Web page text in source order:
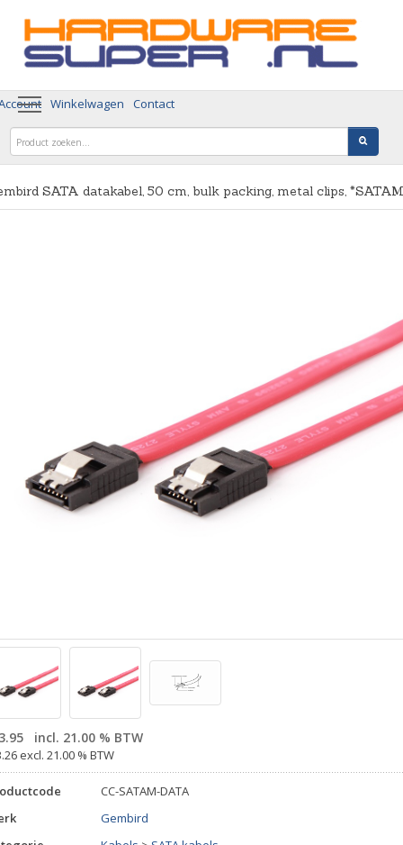
Winkelwagen Contact
SATA datakabel, 50 cm, bulk packing, metal clips, *SATAM
incl. 21.00 % BTW
excl. 21.00 % BTW
CC-SATAM-DATA
Gembird